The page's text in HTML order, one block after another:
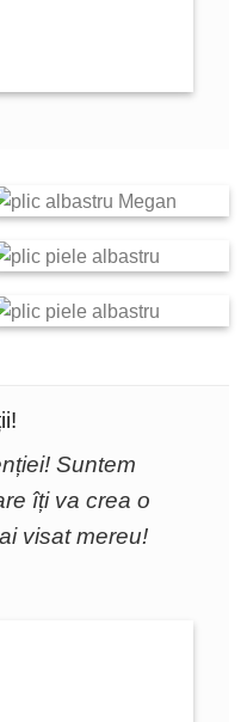
Suntem
îți va crea o
visat mereu!